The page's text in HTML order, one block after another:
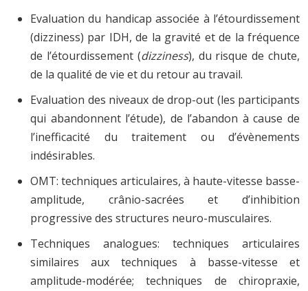
Evaluation du handicap associée à l’étourdissement
(dizziness) par IDH, de la gravité et de la fréquence
de l’étourdissement (dizziness), du risque de chute,
de la qualité de vie et du retour au travail.
Evaluation des niveaux de drop-out (les participants
qui abandonnent l’étude), de l’abandon à cause de
l’inefficacité du traitement ou d’évènements
indésirables.
OMT: techniques articulaires, à haute-vitesse basse-
amplitude, crânio-sacrées et d’inhibition
progressive des structures neuro-musculaires.
Techniques analogues: techniques articulaires
similaires aux techniques à basse-vitesse et
amplitude-modérée; techniques de chiropraxie,